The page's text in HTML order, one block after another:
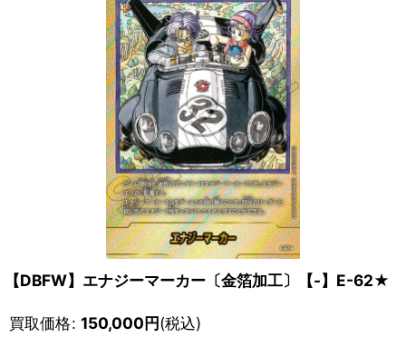
【DBFW】エナジーマーカー〔金箔加工〕【-】E-62★
買取価格: 150,000円(税込)